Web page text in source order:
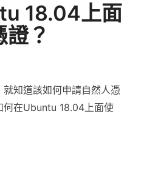
18.04上面
？
知道該如何申請自然人憑
何在Ubuntu 18.04上面使